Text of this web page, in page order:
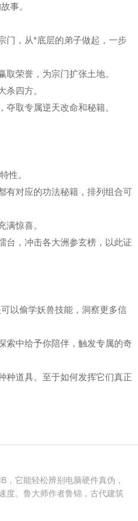
事。
门，从*底层的弟子做起，一步
荣誉，为宗门扩张土地。
四方。
取专属逆天改命和秘籍。
性。
有对应的功法秘籍，排列组合可
惊喜。
台，冲击各大洲参玄榜，以此证
以偷学妖兽技能，洞察更多信
索中给予你陪伴，触发专属的奇
种道具。至于如何发挥它们真正
它能轻松辨别电脑硬件真伪，
度。鲁大师作者鲁锦，古代建筑